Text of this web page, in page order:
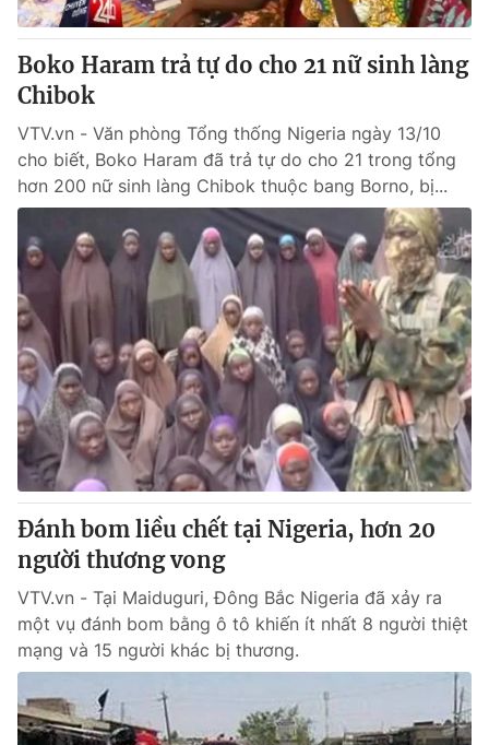
Boko Haram trả tự do cho 21 nữ sinh làng
Chibok
VTV.vn - Văn phòng Tổng thống Nigeria ngày 13/10
cho biết, Boko Haram đã trả tự do cho 21 trong tổng
hơn 200 nữ sinh làng Chibok thuộc bang Borno, bị...
Đánh bom liều chết tại Nigeria, hơn 20
người thương vong
VTV.vn - Tại Maiduguri, Đông Bắc Nigeria đã xảy ra
một vụ đánh bom bằng ô tô khiến ít nhất 8 người thiệt
mạng và 15 người khác bị thương.